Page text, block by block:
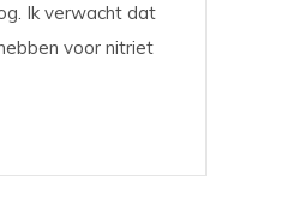
Ik verwacht dat
voor nitriet